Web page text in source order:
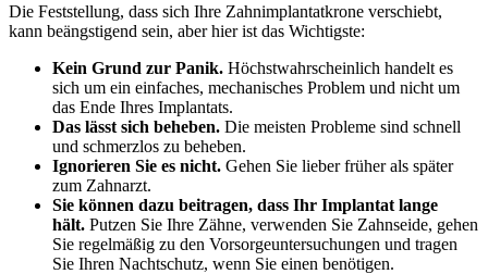
Die Feststellung, dass sich Ihre Zahnimplantatkrone verschiebt,
kann beängstigend sein, aber hier ist das Wichtigste:
Kein Grund zur Panik. Höchstwahrscheinlich handelt es
sich um ein einfaches, mechanisches Problem und nicht um
das Ende Ihres Implantats.
Das lässt sich beheben. Die meisten Probleme sind schnell
und schmerzlos zu beheben.
Ignorieren Sie es nicht. Gehen Sie lieber früher als später
zum Zahnarzt.
Sie können dazu beitragen, dass Ihr Implantat lange
hält. Putzen Sie Ihre Zähne, verwenden Sie Zahnseide, gehen
Sie regelmäßig zu den Vorsorgeuntersuchungen und tragen
Sie Ihren Nachtschutz, wenn Sie einen benötigen.